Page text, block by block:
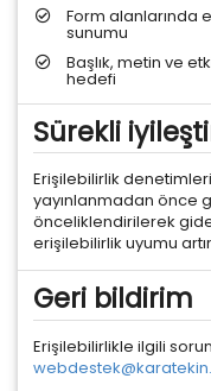
Form alanlarında
sunumu
Başlık, metin ve
hedefi
Sürekli
Erişilebilirlik
yayınlanmadan önce
önceliklendirilerek
erişilebilirlik uyumu
Geri bildirim
Erişilebilirlikle ilgili